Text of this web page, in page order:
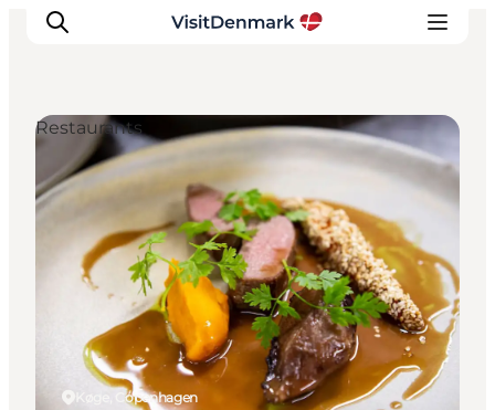
Inspiratie
Bestemmingen
Wat te doen
Accommodaties
Plan je reis
Køge, Copenhagen
Restaurants